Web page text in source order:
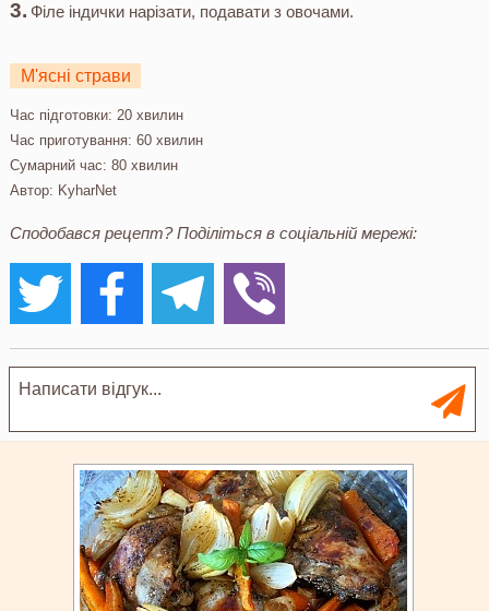
Філе індички нарізати, подавати з овочами.
М'ясні страви
Час підготовки: 20 хвилин
Час приготування: 60 хвилин
Сумарний час: 80 хвилин
Автор: KyharNet
Сподобався рецепт? Поділіться в соціальній мережі: